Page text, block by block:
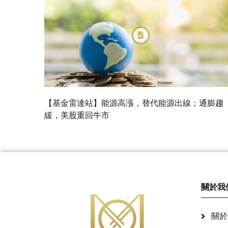
【基金雷達站】能源高漲，替代能源出線；通膨趨
緩，美股重回牛市
關於我
關